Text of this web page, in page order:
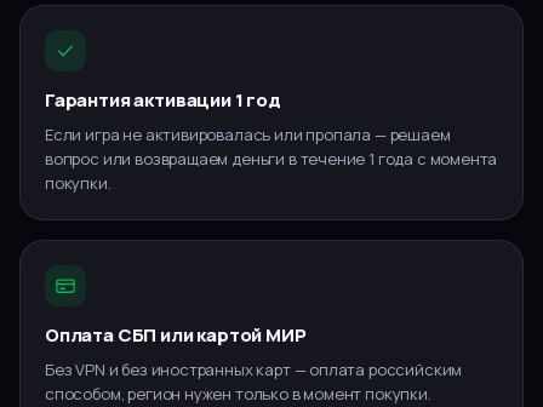
Гарантия активации 1 год
Если игра не активировалась или пропала — решаем
вопрос или возвращаем деньги в течение 1 года с момента
покупки.
Оплата СБП или картой МИР
Без VPN и без иностранных карт — оплата российским
способом, регион нужен только в момент покупки.